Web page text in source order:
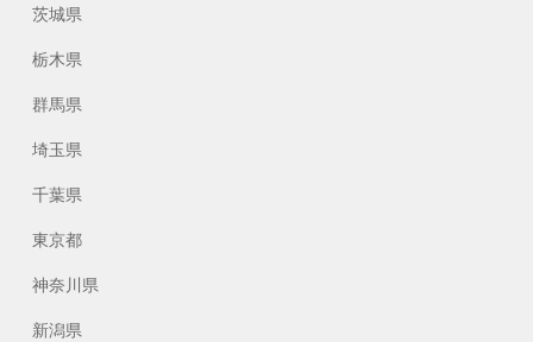
茨城県
栃木県
群馬県
埼玉県
千葉県
東京都
神奈川県
新潟県